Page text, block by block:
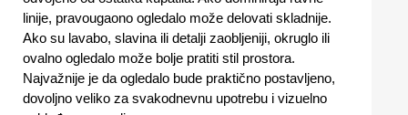
linije, pravougaono ogledalo može delovati skladnije.
Ako su lavabo, slavina ili detalji zaobljeniji, okruglo ili
ovalno ogledalo može bolje pratiti stil prostora.
Najvažnije je da ogledalo bude praktično postavljeno,
dovoljno veliko za svakodnevnu upotrebu i vizuelno